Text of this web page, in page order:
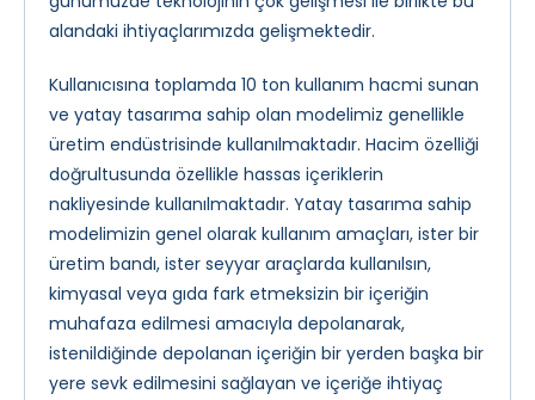
alandaki ihtiyaçlarımızda gelişmektedir.
Kullanıcısına toplamda 10 ton kullanım hacmi sunan
ve yatay tasarıma sahip olan modelimiz genellikle
üretim endüstrisinde kullanılmaktadır. Hacim özelliği
doğrultusunda özellikle hassas içeriklerin
nakliyesinde kullanılmaktadır. Yatay tasarıma sahip
modelimizin genel olarak kullanım amaçları, ister bir
üretim bandı, ister seyyar araçlarda kullanılsın,
kimyasal veya gıda fark etmeksizin bir içeriğin
muhafaza edilmesi amacıyla depolanarak,
istenildiğinde depolanan içeriğin bir yerden başka bir
yere sevk edilmesini sağlayan ve içeriğe ihtiyaç